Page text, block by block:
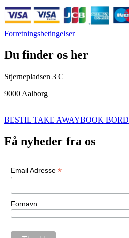
Forretningsbetingelser
Du finder os her
Stjernepladsen 3 C
9000 Aalborg
BESTIL TAKE AWAYBOOK BORD
Få nyheder fra os
Email Adresse *
Fornavn